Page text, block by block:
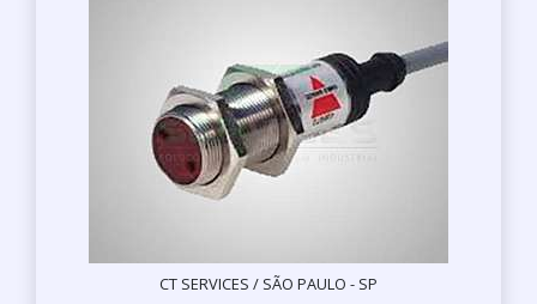
CT SERVICES / SÃO PAULO - SP